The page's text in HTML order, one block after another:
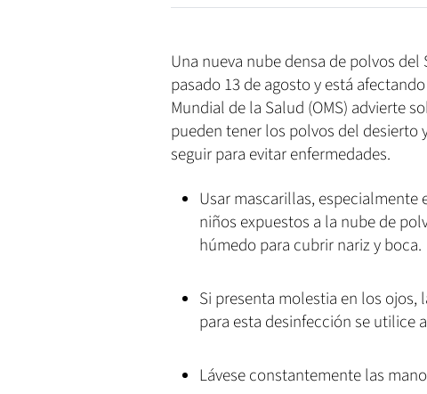
Una nueva nube densa de polvos
pasado 13 de agosto y está
Mundial de la Salud (OMS) advierte
pueden tener los polvos del desierto
seguir para evitar enfermedades.
Usar mascarillas, especialmente
niños expuestos a la nube de
húmedo para cubrir nariz y boca.
Si presenta molestia en los ojos,
para esta desinfección se utilice
Lávese constantemente las